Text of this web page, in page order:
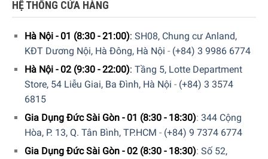
Công suất 500 W nấu cơm nhanh chóng, hiệu quả
Nồi cơm điện nắp rời Russell Hobbs 2 lít 27040-56 cócông
suất 500 W, đảm bảo khả năng nấu cơm nhanh chóng và
HỆ THỐNG CỬA HÀNG
Hà Nội - 01 (8:30 - 21:00): SH08, Chung cư Anland,
KĐT Dương Nội, Hà Đông, Hà Nội - (+84) 3 9986 6774
Hà Nội - 02 (9:30 - 22:00): Tầng 5, Lotte Department
Store, 54 Liễu Giai, Ba Đình, Hà Nội - (+84) 3 3574
6815
Gia Dụng Đức Sài Gòn - 01 (8:30 - 18:30): 344 Cộng
Hòa, P. 13, Q. Tân Bình, TP.HCM - (+84) 9 7374 6774
Gia Dụng Đức Sài Gòn - 02 (8:30 - 18:30): Số 52,